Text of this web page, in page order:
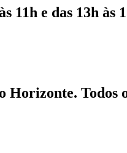
11h e das 13h às
Todos